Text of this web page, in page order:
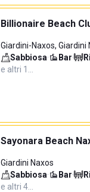
Billionaire Beach
Giardini-Naxos, Giardini
Sabbiosa· Bar·
e altri 1…
Sayonara Beach
Giardini Naxos
Sabbiosa· Bar·
e altri 4…